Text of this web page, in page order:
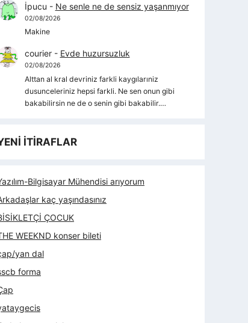
İpucu - Ne senle ne de sensiz yaşanmıyor
02/08/2026
Makine
courier- Evde huzursuzluk
02/08/2026
Alttan al kral devriniz farkli kaygılarıniz
dusunceleriniz hepsi farkli. Ne sen onun gibi
bakabilirsin ne de o senin gibi bakabilir.…
İTİRAFLAR
Bilgisayar Mühendisi arıyorum
kaç yaşındasınız
ÇOCUK
WEEKND konser bileti
yan dal
forma